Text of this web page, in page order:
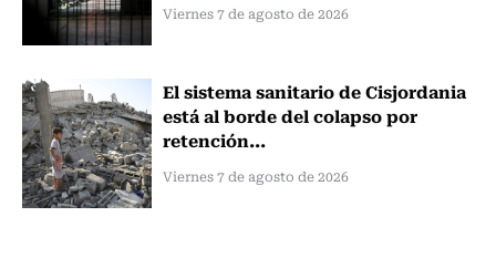
Viernes 7 de agosto de 2026
El sistema sanitario de Cisjordania
está al borde del colapso por
retención...
Viernes 7 de agosto de 2026